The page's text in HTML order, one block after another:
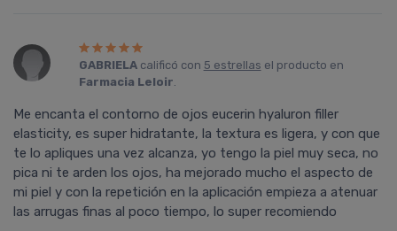
GABRIELAcalificó con 5 estrellas el producto en
Farmacia Leloir.
Me encanta el contorno de ojos eucerin hyaluron filler
elasticity, es super hidratante, la textura es ligera, y con que
te lo apliques una vez alcanza, yo tengo la piel muy seca, no
pica ni te arden los ojos, ha mejorado mucho el aspecto de
mi piel y con la repetición en la aplicación empieza a atenuar
las arrugas finas al poco tiempo, lo super recomiendo